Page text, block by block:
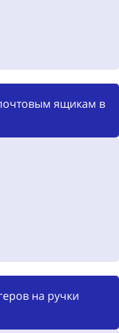
ящикам в
на ручки